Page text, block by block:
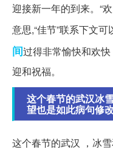
迎接新一年的到来。“
意思,“佳节”联系下文
间过得非常愉快和欢
迎和祝福。
这个春节的武汉冰
望也是如此病句修
这个春节的武汉 ，冰